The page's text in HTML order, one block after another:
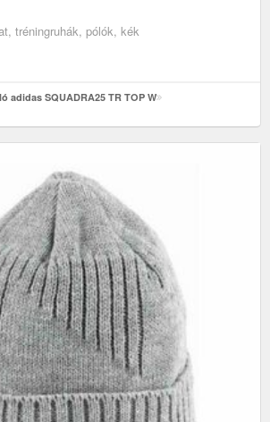
tréningruhák, pólók, kék
adidas SQUADRA25 TR TOP W